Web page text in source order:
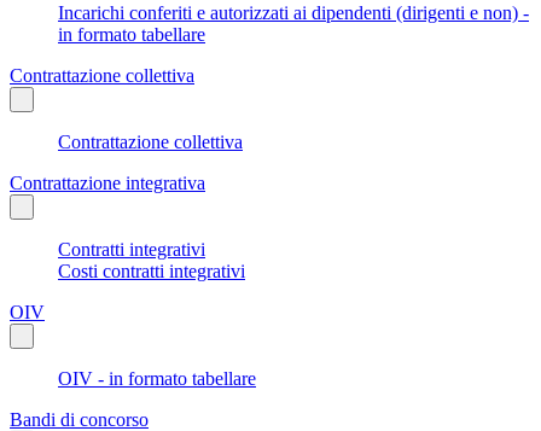
Incarichi conferiti e autorizzati ai dipendenti (dirigenti e non) -
in formato tabellare
Contrattazione collettiva
Contrattazione collettiva
Contrattazione integrativa
Contratti integrativi
Costi contratti integrativi
OIV
OIV - in formato tabellare
Bandi di concorso